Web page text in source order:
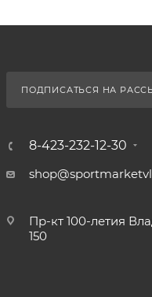
ПОДПИСАТЬСЯ НА
8-423-232-12-30
Пр-кт 100-летия
150